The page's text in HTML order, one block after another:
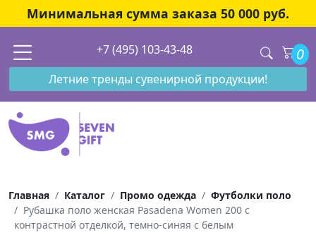
Минимальная сумма заказа 50 000 руб.
+7 (495) 103-43-48 0
Летние тренды сувенирной продукции!
Главная Каталог Промо одежда
Футболки поло
Рубашка поло женская Pasadena Women 200 с
контрастной отделкой, темно-синяя с белым